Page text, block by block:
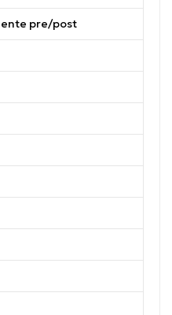
pre/post